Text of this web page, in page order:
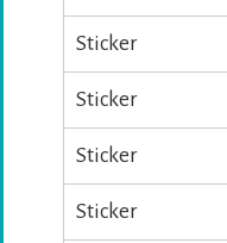
Sticker
Sticker
Sticker
Sticker